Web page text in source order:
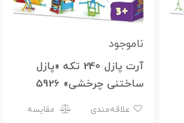
ناموجود
آرت پازل 240 تکه «پازل
ساختنی چرخشی» 5926
مقایسه